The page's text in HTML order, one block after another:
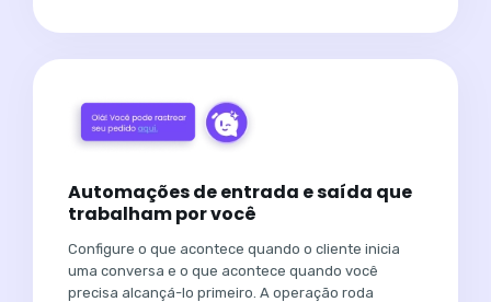
Automações de entrada e saída que
trabalham por você
Configure o que acontece quando o cliente inicia
uma conversa e o que acontece quando você
precisa alcançá-lo primeiro. A operação roda